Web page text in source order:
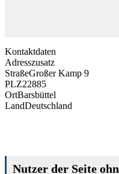
Kontaktdaten
Adresszusatz
StraßeGroßer Kamp 9
PLZ22885
OrtBarsbüttel
LandDeutschland
Nutzer der Seite